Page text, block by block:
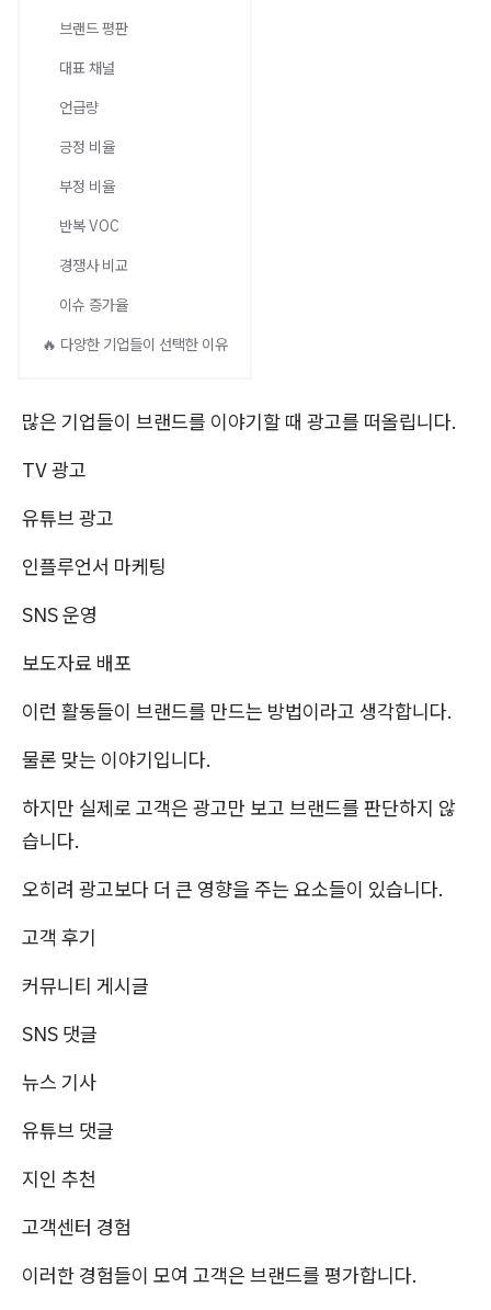
브랜드 평판
대표 채널
언급량
긍정 비율
부정 비율
반복 VOC
경쟁사 비교
이슈 증가율
🔥 다양한 기업들이 선택한 이유
많은 기업들이 브랜드를 이야기할 때 광고를 떠올립니다.
TV 광고
유튜브 광고
인플루언서 마케팅
SNS 운영
보도자료 배포
이런 활동들이 브랜드를 만드는 방법이라고 생각합니다.
물론 맞는 이야기입니다.
하지만 실제로 고객은 광고만 보고 브랜드를 판단하지 않
습니다.
오히려 광고보다 더 큰 영향을 주는 요소들이 있습니다.
고객 후기
커뮤니티 게시글
SNS 댓글
뉴스 기사
유튜브 댓글
지인 추천
고객센터 경험
이러한 경험들이 모여 고객은 브랜드를 평가합니다.